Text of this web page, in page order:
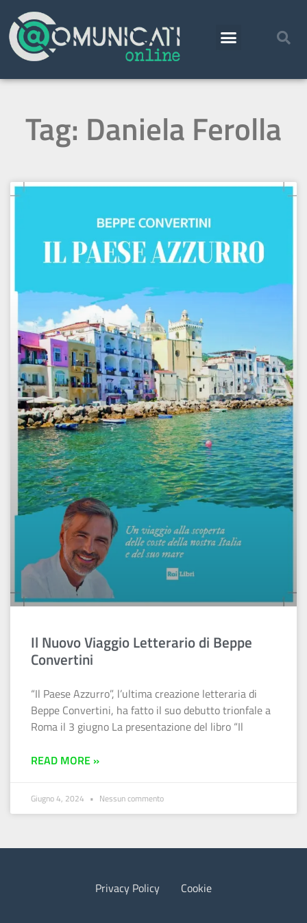
Tag: Daniela Ferolla
Il Nuovo Viaggio Letterario di Beppe
Convertini
“Il Paese Azzurro”, l’ultima creazione letteraria di
Beppe Convertini, ha fatto il suo debutto trionfale a
Roma il 3 giugno La presentazione del libro “Il
READ MORE »
Giugno 4, 2024 Nessun commento
Privacy Policy Cookie